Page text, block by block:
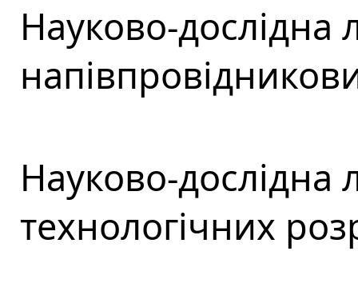
Науково-дослідна
Науково-дослідна
технологічних